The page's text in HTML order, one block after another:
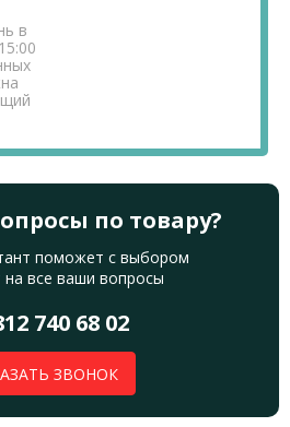
в
по товару?
поможет с выбором
на все ваши вопросы
740 68 02
ЗВОНОК